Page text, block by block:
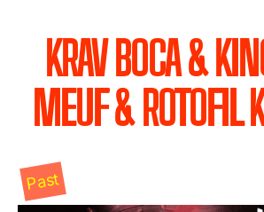
KRAV BOCA &
MEUF & ROTOFIL
Past